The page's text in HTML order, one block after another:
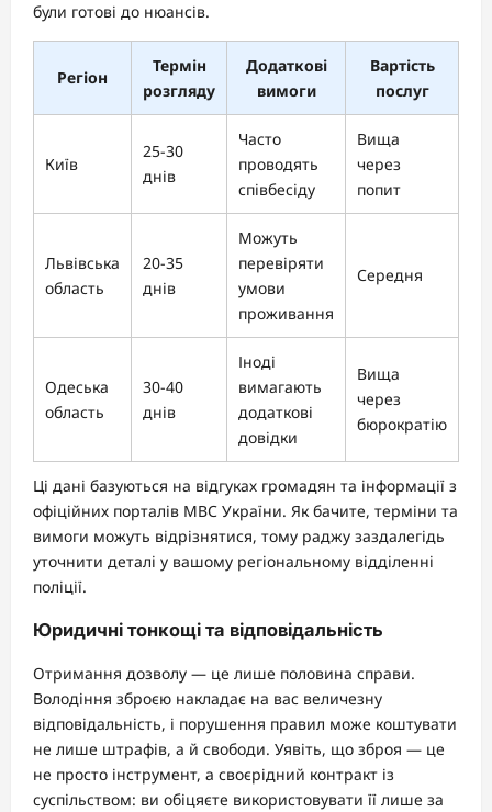
були готові до нюансів.
Регіон
Термін
розгляду
Додаткові
вимоги
Вартість
послуг
Київ
25-30
днів
Часто
проводять
співбесіду
Вища
через
попит
Львівська
область
20-35
днів
Можуть
перевіряти
умови
проживання
Середня
Одеська
область
30-40
днів
Іноді
вимагають
додаткові
довідки
Вища
через
бюрократію
Ці дані базуються на відгуках громадян та інформації з
офіційних порталів МВС України. Як бачите, терміни та
вимоги можуть відрізнятися, тому раджу заздалегідь
уточнити деталі у вашому регіональному відділенні
поліції.
Юридичні тонкощі та відповідальність
Отримання дозволу — це лише половина справи.
Володіння зброєю накладає на вас величезну
відповідальність, і порушення правил може коштувати
не лише штрафів, а й свободи. Уявіть, що зброя — це
не просто інструмент, а своєрідний контракт із
суспільством: ви обіцяєте використовувати її лише за